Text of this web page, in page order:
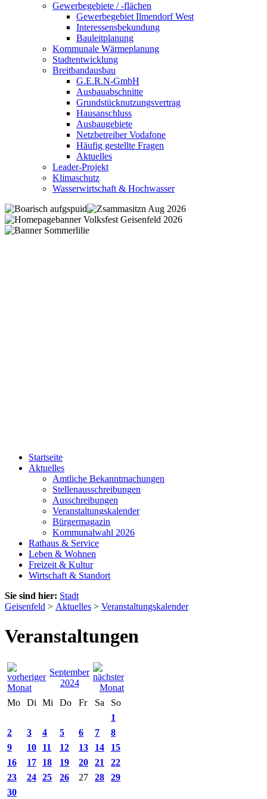
Gewerbegebiete / -flächen
Gewerbegebiet Ilmendorf West
Interessensbekundung
Bauleitplanung
Kommunale Wärmeplanung
Stadtentwicklung
Breitbandausbau
G.E.R.N-GmbH
Ausbauabschnitte
Grundstücknutzungsvertrag
Hausanschluss
Ausbaugebiete
Netzbetreiber Vodafone
Häufig gestellte Fragen
Aktuelles
Leader-Projekt
Klimaschutz
Wasserwirtschaft & Hochwasser
Startseite
Aktuelles
Amtliche Bekanntmachungen
Stellenausschreibungen
Ausschreibungen
Veranstaltungskalender
Bürgermagazin
Kommunalwahl 2026
Rathaus & Service
Leben & Wohnen
Freizeit & Kultur
Wirtschaft & Standort
Sie sind hier: Stadt
Geisenfeld > Aktuelles > Veranstaltungskalender
Veranstaltungen
September
2024
Mo
Di Mi Do Fr Sa
So
1
2
3 4 5 6 7
8
9
10 11 12 13 14
15
16
17 18 19 20 21
22
23
24 25 26 27 28
29
30